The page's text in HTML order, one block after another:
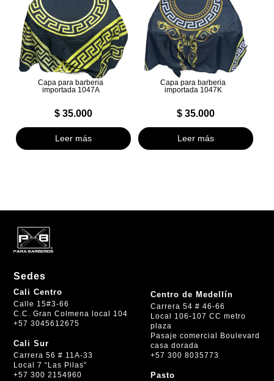
Capa para barberia
importada 1047A
$35.000
Leer más
Capa para barberia
importada 1047K
$35.000
Leer más
Sedes
Cali Centro
Calle 15#3-66
C.C. Gran Colmena local 104
+57 3045612675
Cali Sur
Carrera 56 # 11A-33
Local 7 “Las Pilas”
+57 300 2154960
Centro de Medellín
Carrera 54 # 46-66
Local 106-107 CC metro
plaza
Pasaje comercial Boulevard
casa dorada
+57 300 8035773
Pasto